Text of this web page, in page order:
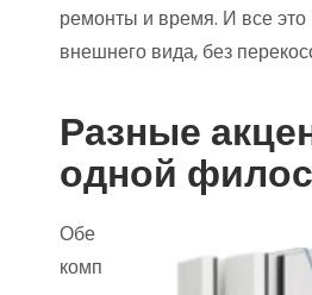
ремонты и время. И все это
внешнего вида, без
Разные
одной
Обе
комп